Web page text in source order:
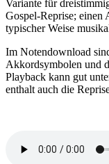
Variante für
Gospel-Reprise; einen
typischer Weise
Im Notendownload
Akkordsymbolen und
Playback kann gut
enthalt auch die